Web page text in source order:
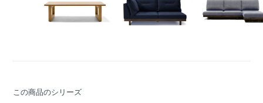
この商品のシリーズ